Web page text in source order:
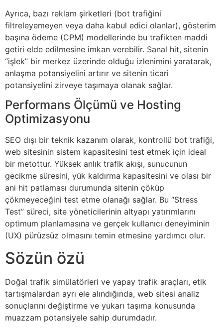
Ayrıca, bazı reklam şirketleri (bot trafiğini
filtreleyemeyen veya daha kabul edici olanlar), gösterim
başına ödeme (CPM) modellerinde bu trafikten maddi
getiri elde edilmesine imkan verebilir. Sanal hit, sitenin
“işlek” bir merkez üzerinde olduğu izlenimini yaratarak,
anlaşma potansiyelini artırır ve sitenin ticari
potansiyelini zirveye taşımaya olanak sağlar.
Performans Ölçümü ve Hosting
Optimizasyonu
SEO dışı bir teknik kazanım olarak, kontrollü bot trafiği,
web sitesinin sistem kapasitesini test etmek için ideal
bir metottur. Yüksek anlık trafik akışı, sunucunun
gecikme süresini, yük kaldırma kapasitesini ve olası bir
ani hit patlaması durumunda sitenin çöküp
çökmeyeceğini test etme olanağı sağlar. Bu “Stress
Test” süreci, site yöneticilerinin altyapı yatırımlarını
optimum planlamasına ve gerçek kullanıcı deneyiminin
(UX) pürüzsüz olmasını temin etmesine yardımcı olur.
Sözün özü
Doğal trafik simülatörleri ve yapay trafik araçları, etik
tartışmalardan ayrı ele alındığında, web sitesi analiz
sonuçlarını değiştirme ve yukarı taşıma konusunda
muazzam potansiyele sahip durumdadır.